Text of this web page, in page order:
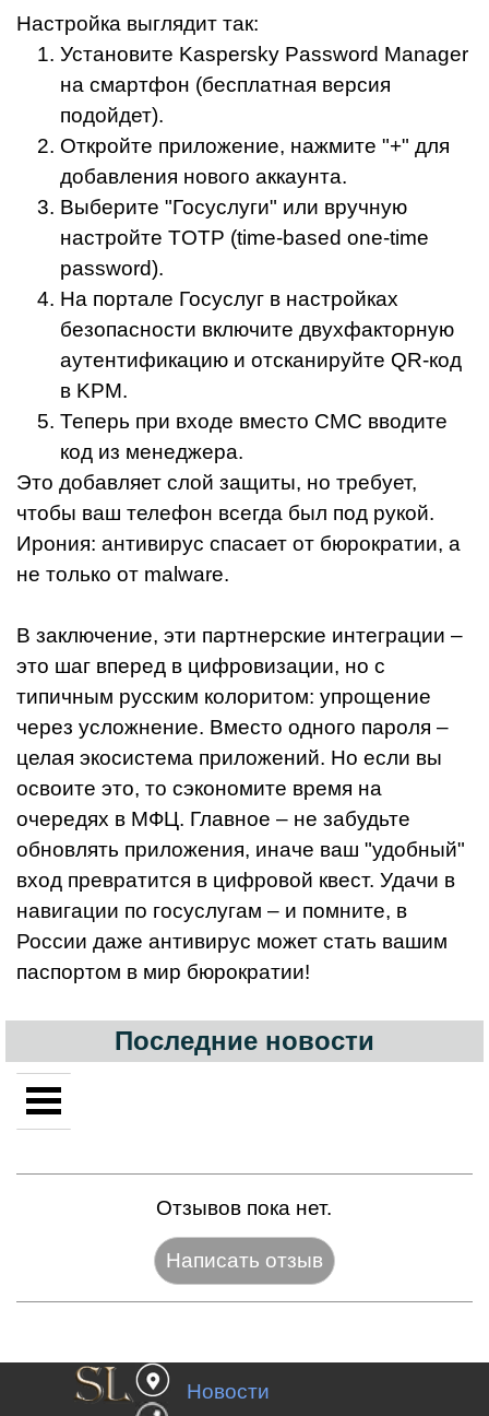
Настройка выглядит так:
Установите Kaspersky Password Manager
на смартфон (бесплатная версия
подойдет).
Откройте приложение, нажмите "+" для
добавления нового аккаунта.
Выберите "Госуслуги" или вручную
настройте TOTP (time-based one-time
password).
На портале Госуслуг в настройках
безопасности включите двухфакторную
аутентификацию и отсканируйте QR-код
в KPM.
Теперь при входе вместо СМС вводите
код из менеджера.
Это добавляет слой защиты, но требует,
чтобы ваш телефон всегда был под рукой.
Ирония: антивирус спасает от бюрократии, а
не только от malware.
В заключение, эти партнерские интеграции –
это шаг вперед в цифровизации, но с
типичным русским колоритом: упрощение
через усложнение. Вместо одного пароля –
целая экосистема приложений. Но если вы
освоите это, то сэкономите время на
очередях в МФЦ. Главное – не забудьте
обновлять приложения, иначе ваш "удобный"
вход превратится в цифровой квест. Удачи в
навигации по госуслугам – и помните, в
России даже антивирус может стать вашим
паспортом в мир бюрократии!
Последние новости
Отзывов пока нет.
Новости